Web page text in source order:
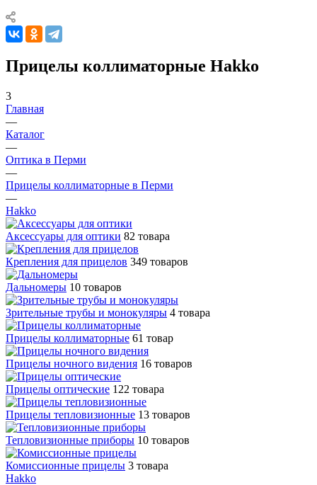
Прицелы коллиматорные Hakko
3
Главная
—
Каталог
—
Оптика в Перми
—
Прицелы коллиматорные в Перми
—
Hakko
Аксессуары для оптики 82 товара
Крепления для прицелов 349 товаров
Дальномеры 10 товаров
Зрительные трубы и монокуляры 4 товара
Прицелы коллиматорные 61 товар
Прицелы ночного видения 16 товаров
Прицелы оптические 122 товара
Прицелы тепловизионные 13 товаров
Тепловизионные приборы 10 товаров
Комиссионные прицелы 3 товара
Hakko